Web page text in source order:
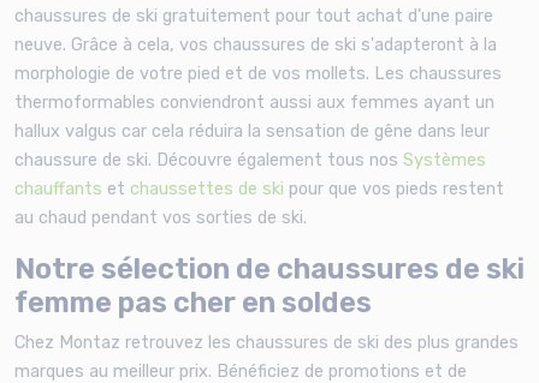
chaussures de ski gratuitement pour tout achat d'une paire
neuve. Grâce à cela, vos chaussures de ski s'adapteront à la
morphologie de votre pied et de vos mollets. Les chaussures
thermoformables conviendront aussi aux femmes ayant un
hallux valgus car cela réduira la sensation de gêne dans leur
chaussure de ski. Découvre également tous nos Systèmes
chauffants et chaussettes de ski pour que vos pieds restent
au chaud pendant vos sorties de ski.
Notre sélection de chaussures de ski
femme pas cher en soldes
Chez Montaz retrouvez les chaussures de ski des plus grandes
marques au meilleur prix. Bénéficiez de promotions et de